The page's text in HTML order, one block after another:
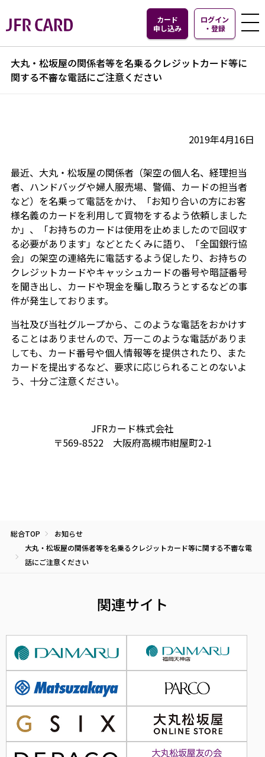
カード
申し込み
ログイン
・ 登録
大丸・松坂屋の関係者等を名乗るクレジットカード等に
関する不審な電話にご注意ください
2019年4月16日
最近、大丸・松坂屋の関係者（架空の個人名、経理担当
者、ハンドバッグや婦人服売場、警備、カードの担当者
など）を名乗って電話をかけ、「お知り合いの方にお客
様名義のカードを利用して買物をするよう依頼しました
か」、「お持ちのカードは使用を止めましたので回収す
る必要があります」などとたくみに語り、「全国銀行協
会」の架空の連絡先に電話するよう促したり、お持ちの
クレジットカードやキャッシュカードの番号や暗証番号
を聞き出し、カードや現金を騙し取ろうとするなどの事
件が発生しております。
当社及び当社グループから、このような電話をおかけす
ることはありませんので、万一このような電話がありま
しても、カード番号や個人情報等を提供されたり、また
カードを提出するなど、要求に応じられることのないよ
う、十分ご注意ください。
JFRカード株式会社
〒569-8522 大阪府高槻市紺屋町2-1
総合TOP
お知らせ
大丸・松坂屋の関係者等を名乗るクレジットカード等に関する不審な電
話にご注意ください
関連サイト